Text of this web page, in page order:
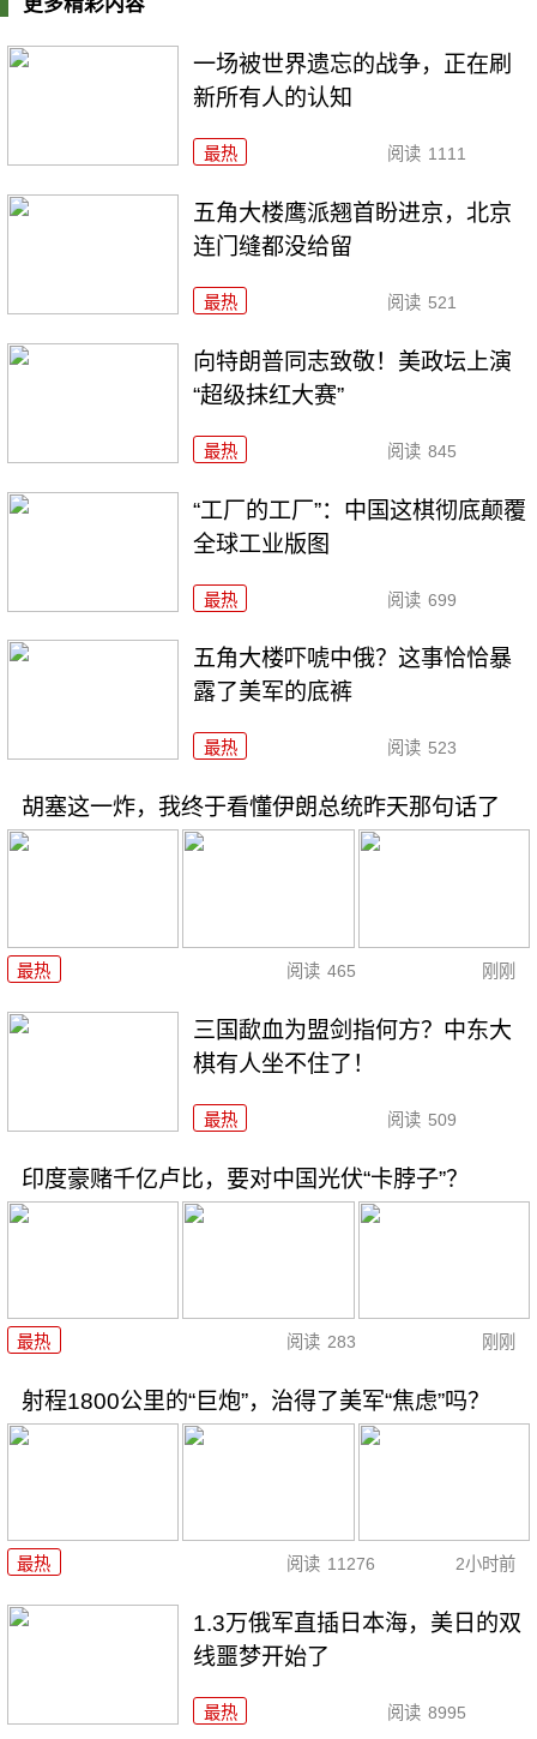
一场被世界遗忘的战争，正在刷
新所有人的认知
最热 阅读 1111
五角大楼鹰派翘首盼进京，北京
连门缝都没给留
最热 阅读 521
向特朗普同志致敬！美政坛上演
“超级抹红大赛”
最热 阅读 845
“工厂的工厂”：中国这棋彻底颠覆
全球工业版图
最热 阅读 699
五角大楼吓唬中俄？这事恰恰暴
露了美军的底裤
最热 阅读 523
胡塞这一炸，我终于看懂伊朗总统昨天那句话了
最热 阅读 465 刚刚
三国歃血为盟剑指何方？中东大
棋有人坐不住了！
最热 阅读 509
印度豪赌千亿卢比，要对中国光伏“卡脖子”？
最热 阅读 283 刚刚
射程1800公里的“巨炮”，治得了美军“焦虑”吗？
最热 阅读 11276 2小时前
1.3万俄军直插日本海，美日的双
线噩梦开始了
最热 阅读 8995